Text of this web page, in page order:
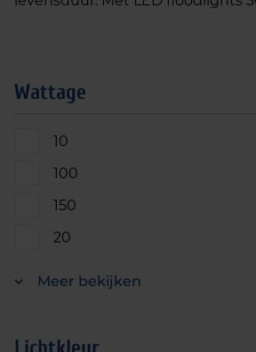
Wattage
10
100
150
20
Meer bekijken